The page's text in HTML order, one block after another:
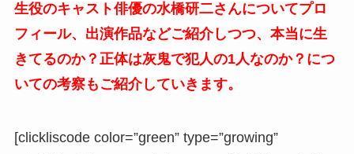
生役のキャスト俳優の水橋研二さんについてプロ
フィール、出演作品などご紹介しつつ、本当に生
きてるのか？正体は灰鬼で犯人の1人なのか？につ
いての考察もご紹介していきます。
[clickliscode color=”green” type=”growing”